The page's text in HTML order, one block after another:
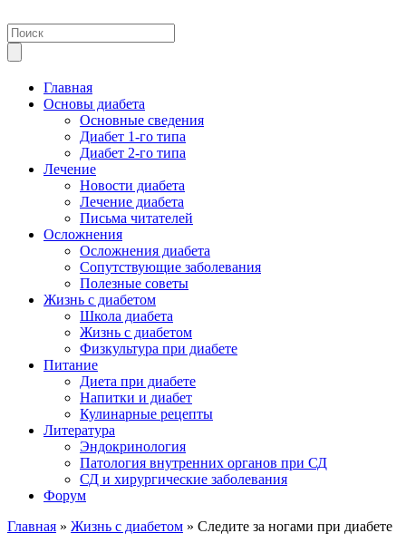
Главная
Основы диабета
Основные сведения
Диабет 1-го типа
Диабет 2-го типа
Лечение
Новости диабета
Лечение диабета
Письма читателей
Осложнения
Осложнения диабета
Сопутствующие заболевания
Полезные советы
Жизнь с диабетом
Школа диабета
Жизнь с диабетом
Физкультура при диабете
Питание
Диета при диабете
Напитки и диабет
Кулинарные рецепты
Литература
Эндокринология
Патология внутренних органов при СД
СД и хирургические заболевания
Форум
Главная » Жизнь с диабетом » Следите за ногами при диабете